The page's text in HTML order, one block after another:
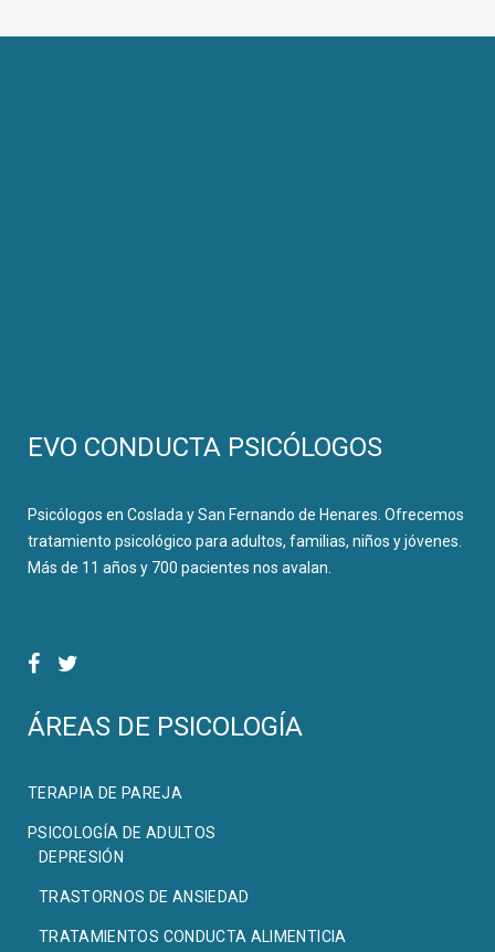
EVO CONDUCTA PSICÓLOGOS
Psicólogos en Coslada y San Fernando de Henares. Ofrecemos
tratamiento psicológico para adultos, familias, niños y jóvenes.
Más de 11 años y 700 pacientes nos avalan.
ÁREAS DE PSICOLOGÍA
TERAPIA DE PAREJA
PSICOLOGÍA DE ADULTOS
DEPRESIÓN
TRASTORNOS DE ANSIEDAD
TRATAMIENTOS CONDUCTA ALIMENTICIA